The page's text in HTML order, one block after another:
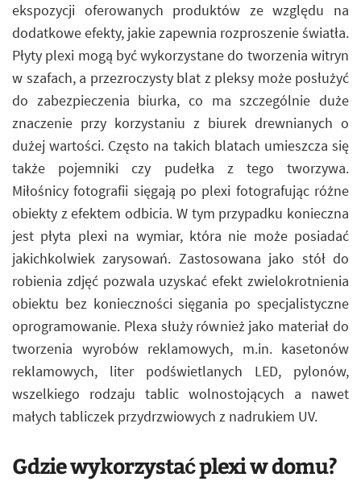
ekspozycji oferowanych produktów ze względu na
dodatkowe efekty, jakie zapewnia rozproszenie światła.
Płyty plexi mogą być wykorzystane do tworzenia witryn
w szafach, a przezroczysty blat z pleksy może posłużyć
do zabezpieczenia biurka, co ma szczególnie duże
znaczenie przy korzystaniu z biurek drewnianych o
dużej wartości. Często na takich blatach umieszcza się
także pojemniki czy pudełka z tego tworzywa.
Miłośnicy fotografii sięgają po plexi fotografując różne
obiekty z efektem odbicia. W tym przypadku konieczna
jest płyta plexi na wymiar, która nie może posiadać
jakichkolwiek zarysowań. Zastosowana jako stół do
robienia zdjęć pozwala uzyskać efekt zwielokrotnienia
obiektu bez konieczności sięgania po specjalistyczne
oprogramowanie. Plexa służy również jako materiał do
tworzenia wyrobów reklamowych, m.in. kasetonów
reklamowych, liter podświetlanych LED, pylonów,
wszelkiego rodzaju tablic wolnostojących a nawet
małych tabliczek przydrzwiowych z nadrukiem UV.
Gdzie wykorzystać plexi w domu?